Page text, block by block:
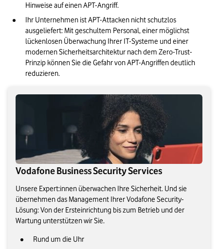
Hinweise auf einen APT-Angriff.
Ihr Unternehmen ist APT-Attacken nicht schutzlos
ausgeliefert: Mit geschultem Personal, einer möglichst
lückenlosen Überwachung Ihrer IT-Systeme und einer
modernen Sicherheitsarchitektur nach dem Zero-Trust-
Prinzip können Sie die Gefahr von APT-Angriffen deutlich
reduzieren.
Vodafone Business Security Services
Unsere Expert:innen überwachen Ihre Sicherheit. Und sie
übernehmen das Management Ihrer Vodafone Security-
Lösung: Von der Ersteinrichtung bis zum Betrieb und der
Wartung unterstützen wir Sie.
Rund um die Uhr